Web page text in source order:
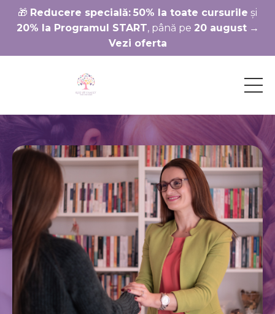
🎁 Reducere specială: 50% la toate cursurile și
20% la Programul START, până pe 20 august→
Vezi oferta